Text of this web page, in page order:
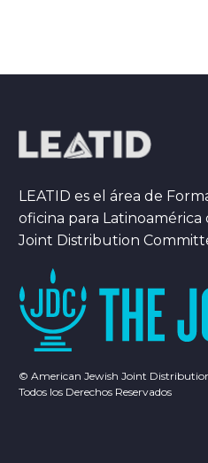
LEATID es el área de
oficina para Latinoamérica
Joint Distribution
© American Jewish Joint
Todos los Derechos Reservados